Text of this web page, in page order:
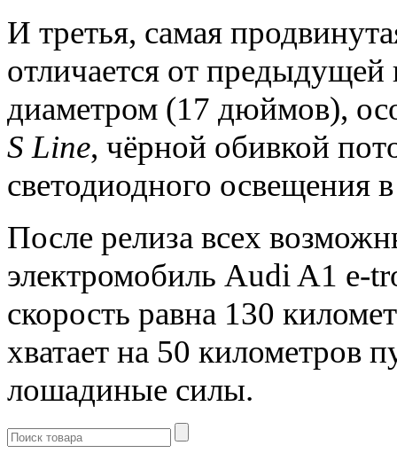
И третья, самая
отличается от
диаметром (17 дюймов),
S Line, чёрной обивкой
светодиодного освещения
После релиза всех
электромобиль Audi A1 e-
скорость равна 130
хватает на 50 километров
лошадиные силы.